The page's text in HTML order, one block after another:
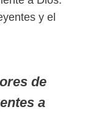
y el
de
a